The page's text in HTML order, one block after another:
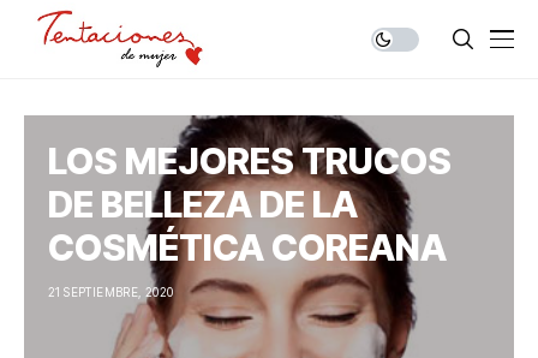
LOS MEJORES TRUCOS
DE BELLEZA DE LA
COSMÉTICA COREANA
21 SEPTIEMBRE, 2020